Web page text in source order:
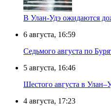
В Улан-Удэ ожидаются
6 августа, 16:59
Седьмого августа по
5 августа, 16:46
Шестого августа в
4 августа, 17:23